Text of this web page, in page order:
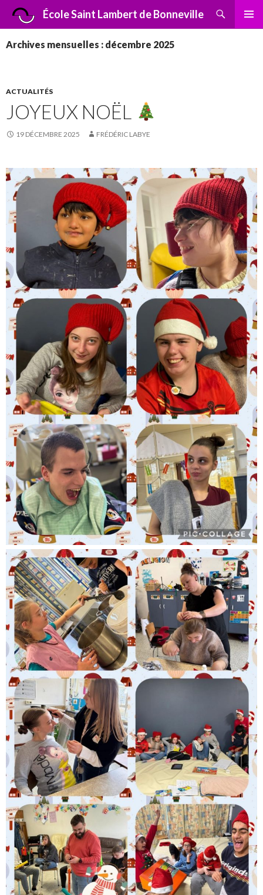
École Saint Lambert de Bonneville
Recherche
ALLER
CONTENU
Archives mensuelles : décembre 2025
ACTUALITÉS
JOYEUX NOËL
19 DÉCEMBRE 2025 FRÉDÉRIC LABYE